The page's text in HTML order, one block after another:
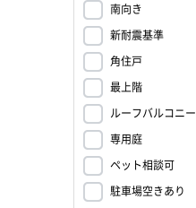
南向き
新耐震基準
角住戸
最上階
ルーフバルコニー
専用庭
ペット相談可
駐車場空きあり